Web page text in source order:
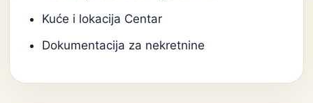
Kuće i lokacija Centar
Dokumentacija za nekretnine